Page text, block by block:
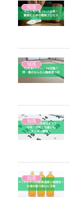
知識
知識
知識
知識